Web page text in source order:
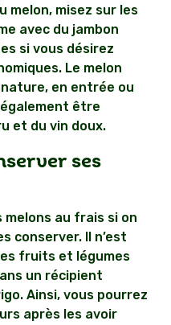
melon, misez sur les
avec du jambon
si vous désirez
Le melon
en entrée ou
être
et du vin doux.
ses
melons au frais si on
conserver. Il n’est
fruits et légumes
un récipient
Ainsi, vous pourrez
après les avoir